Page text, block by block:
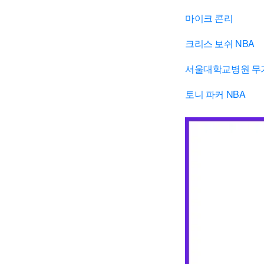
마이크 콘리
크리스 보쉬 NBA
서울대학교병원 무
토니 파커 NBA